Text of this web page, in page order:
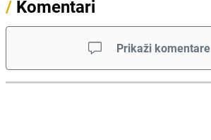
/ Komentari
Prikaži komentare